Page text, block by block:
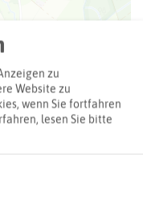
zu
Website zu
wenn Sie fortfahren
lesen Sie bitte